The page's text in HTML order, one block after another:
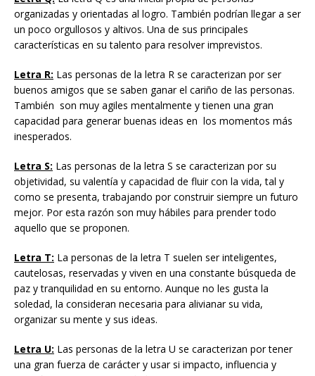
organizadas y orientadas al logro. También podrían llegar a ser
un poco orgullosos y altivos. Una de sus principales
características en su talento para resolver imprevistos.
Letra R: Las personas de la letra R se caracterizan por ser
buenos amigos que se saben ganar el cariño de las personas.
También son muy agiles mentalmente y tienen una gran
capacidad para generar buenas ideas en los momentos más
inesperados.
Letra S: Las personas de la letra S se caracterizan por su
objetividad, su valentía y capacidad de fluir con la vida, tal y
como se presenta, trabajando por construir siempre un futuro
mejor. Por esta razón son muy hábiles para prender todo
aquello que se proponen.
Letra T: La personas de la letra T suelen ser inteligentes,
cautelosas, reservadas y viven en una constante búsqueda de
paz y tranquilidad en su entorno. Aunque no les gusta la
soledad, la consideran necesaria para alivianar su vida,
organizar su mente y sus ideas.
Letra U: Las personas de la letra U se caracterizan por tener
una gran fuerza de carácter y usar si impacto, influencia y